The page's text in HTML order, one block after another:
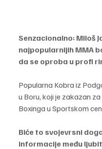
Senzacionalno: Miloš
najpopularnijih MMA
da se oproba u profi
Popularna Kobra iz
u Boru, koji je zakazan
Boxinga u Sportskom
Biće to svojevrsni
informacije među